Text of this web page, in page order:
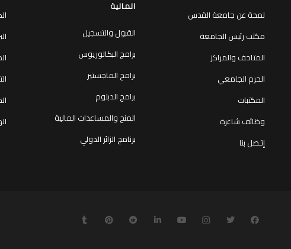
لمحة عن جامعة القدس
مكتب رئيس الجامعة
المتاحف والمراكز
الحرم الجامعي
المكتبات
وظائف شاغرة
إتـصل بنا
المالية
القبول والتسجيل
برامج البكالوريوس
برامج الماجستير
برامج الدبلوم
المنح والمساعدات المالية
برنامج الزائر الدولي